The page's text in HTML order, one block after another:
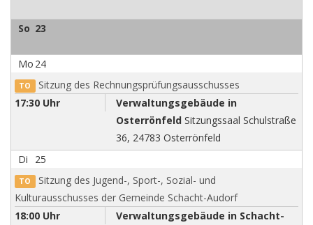
So 23
Mo 24
TO Sitzung des Rechnungsprüfungsausschusses
17:30 Uhr
Verwaltungsgebäude in
Osterrönfeld Sitzungssaal Schulstraße
36, 24783 Osterrönfeld
Di
25
TO Sitzung des Jugend-, Sport-, Sozial- und
Kulturausschusses der Gemeinde Schacht-Audorf
18:00 Uhr
Verwaltungsgebäude in Schacht-